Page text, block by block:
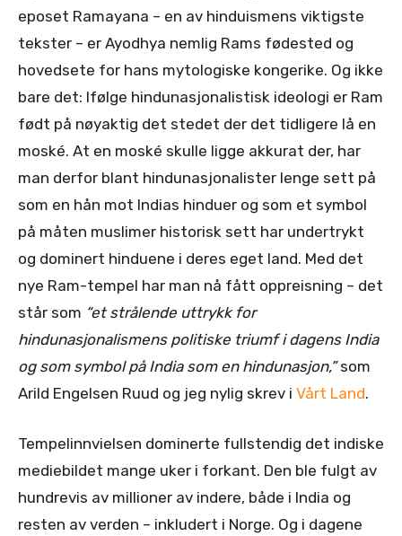
eposet Ramayana – en av hinduismens viktigste
tekster – er Ayodhya nemlig Rams fødested og
hovedsete for hans mytologiske kongerike. Og ikke
bare det: Ifølge hindunasjonalistisk ideologi er Ram
født på nøyaktig det stedet der det tidligere lå en
moské. At en moské skulle ligge akkurat der, har
man derfor blant hindunasjonalister lenge sett på
som en hån mot Indias hinduer og som et symbol
på måten muslimer historisk sett har undertrykt
og dominert hinduene i deres eget land. Med det
nye Ram-tempel har man nå fått oppreisning – det
står som “et strålende uttrykk for
hindunasjonalismens politiske triumf i dagens India
og som symbol på India som en hindunasjon,”som
Arild Engelsen Ruud og jeg nylig skrev i Vårt Land.
Tempelinnvielsen dominerte fullstendig det indiske
mediebildet mange uker i forkant. Den ble fulgt av
hundrevis av millioner av indere, både i India og
resten av verden – inkludert i Norge. Og i dagene